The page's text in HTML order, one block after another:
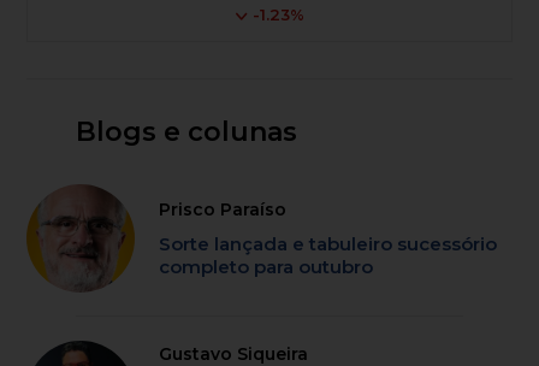
-1.23%
Blogs e colunas
Prisco Paraíso
Sorte lançada e tabuleiro sucessório
completo para outubro
Gustavo Siqueira